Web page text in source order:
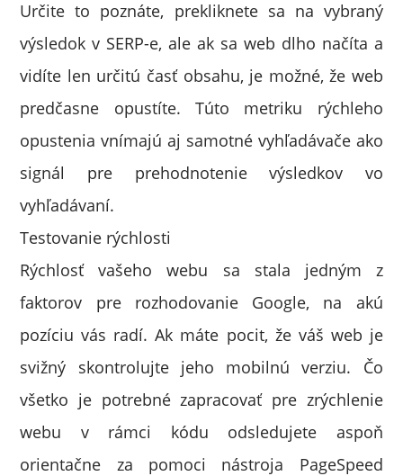
Určite to poznáte, prekliknete sa na vybraný
výsledok v SERP-e, ale ak sa web dlho načíta a
vidíte len určitú časť obsahu, je možné, že web
predčasne opustíte. Túto metriku rýchleho
opustenia vnímajú aj samotné vyhľadávače ako
signál pre prehodnotenie výsledkov vo
vyhľadávaní.
Testovanie rýchlosti
Rýchlosť vašeho webu sa stala jedným z
faktorov pre rozhodovanie Google, na akú
pozíciu vás radí. Ak máte pocit, že váš web je
svižný skontrolujte jeho mobilnú verziu. Čo
všetko je potrebné zapracovať pre zrýchlenie
webu v rámci kódu odsledujete aspoň
orientačne za pomoci nástroja PageSpeed